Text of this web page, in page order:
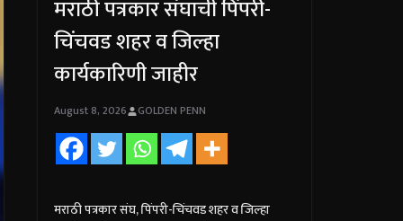
मराठी पत्रकार संघाची पिंपरी-
चिंचवड शहर व जिल्हा
कार्यकारिणी जाहीर
August 8, 2026 GOLDEN PENN
मराठी पत्रकार संघ, पिंपरी-चिंचवड शहर व जिल्हा